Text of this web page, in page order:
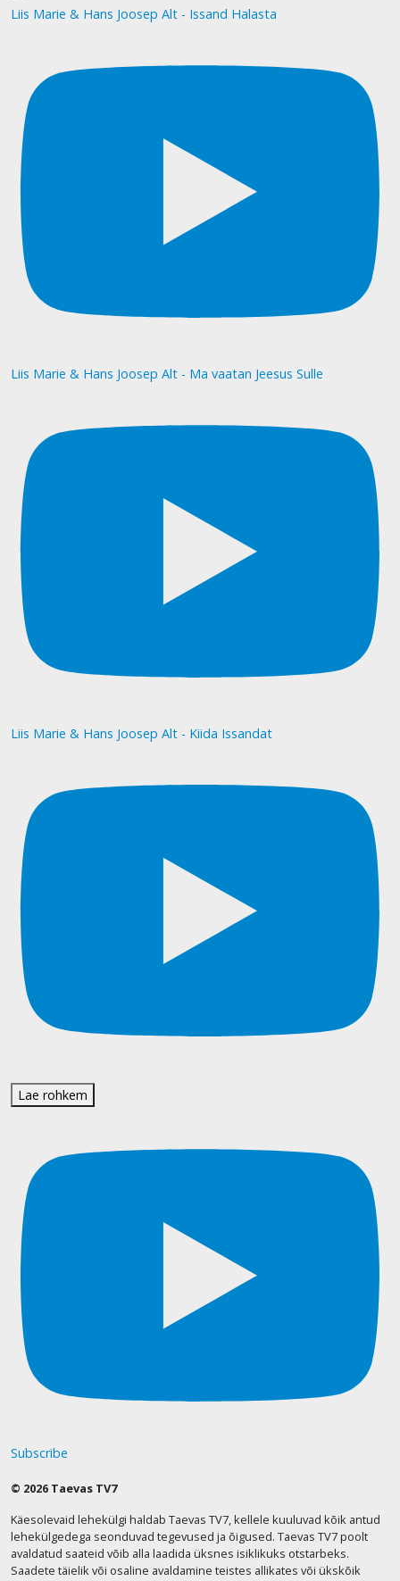
Liis Marie & Hans Joosep Alt - Issand Halasta
Liis Marie & Hans Joosep Alt - Ma vaatan Jeesus Sulle
Liis Marie & Hans Joosep Alt - Kiida Issandat
Lae rohkem
Subscribe
© 2026 Taevas TV7
Käesolevaid lehekülgi haldab Taevas TV7, kellele kuuluvad kõik antud
lehekülgedega seonduvad tegevused ja õigused. Taevas TV7 poolt
avaldatud saateid võib alla laadida üksnes isiklikuks otstarbeks.
Saadete täielik või osaline avaldamine teistes allikates või ükskõik